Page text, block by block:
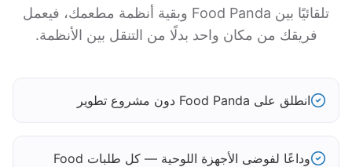
تلقائيًا بين Food Panda وبقية أنظمة مطعمك، فيعمل
فريقك من مكان واحد بدلًا من التنقل بين الأنظمة.
انطلق على Food Panda دون مشروع تطوير
وداعًا لفوضى الأجهزة اللوحية — كل طلبات Food